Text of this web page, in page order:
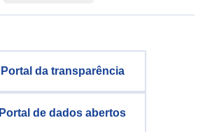
Portal da transparência
Portal de dados abertos